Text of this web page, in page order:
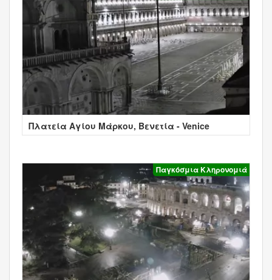
Πλατεία Αγίου Μάρκου, Βενετία - Venice
Παγκόσμια Κληρονομιά